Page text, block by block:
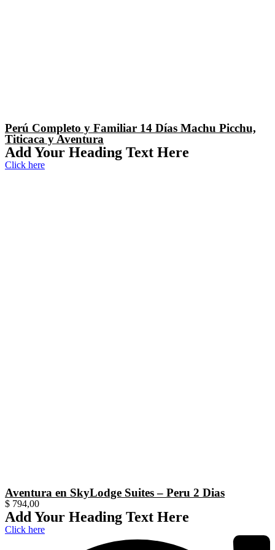
Perú Completo y Familiar 14 Días Machu Picchu,
Titicaca y Aventura
Add Your Heading Text Here
Click here
Aventura en SkyLodge Suites – Peru 2 Dias
$ 794,00
Add Your Heading Text Here
Click here